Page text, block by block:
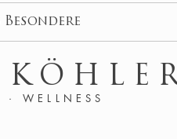
Besondere
· WELLNESS